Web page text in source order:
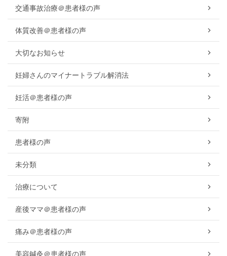
交通事故治療＠患者様の声
体質改善＠患者様の声
大切なお知らせ
妊婦さんのマイナートラブル解消法
妊活＠患者様の声
寄附
患者様の声
未分類
治療について
産後ママ＠患者様の声
痛み＠患者様の声
美容鍼灸＠患者様の声